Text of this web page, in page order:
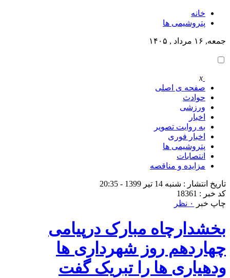
خانه
پتروشيمى ها
جمعه, ۱۶ مرداد , ۱۴۰۵
x
صفحه ی اصلی
حوادث
ورزشی
اخبار
به روایت تصویر
اخبار فوری
پتروشيمى ها
انتصابات
مزایده و مناقصه
تاریخ انتشار : شنبه 14 تیر 1399 - 20:35
کد خبر : 18361
چاپ خبر
۰ نظر
بخشدارچاه مبارک درپیامی
چهاردهم روز شهرداری ها
ودهیاری ها را تبریک گفت